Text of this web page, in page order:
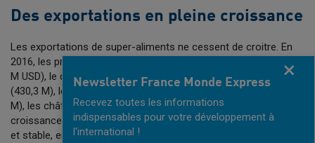
Des exportations en pleine croissance
Les exportations de super-aliments ne cessent de croitre. En
2016, les principaux produits exportés étant les asperges (580
M USD), le quinoa (134,1 M), les myrtilles (245,2 M), l'avocat
(430,3 M), le cacao (287,7 M), la maca (18,9 M), la grenade (40
M), les châtaignes (41,4 M), entre autres. De même, le taux de
croissance de ces super-aliments, augmente de manière forte
et stable, emmenée par exemple (sur les 5 dernières années)
Newsletter France Monde Express
Recevez toutes les informations
indispensables pour votre développement à
l'international !